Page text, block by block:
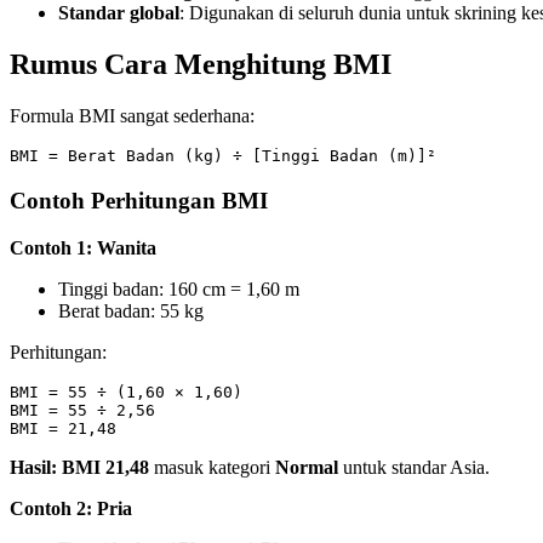
Standar global: Digunakan di seluruh dunia untuk skrining
Rumus Cara Menghitung BMI
Formula BMI sangat sederhana:
Contoh Perhitungan BMI
Contoh 1: Wanita
Tinggi badan: 160 cm = 1,60 m
Berat badan: 55 kg
Perhitungan:
BMI = 55 ÷ (1,60 × 1,60)
BMI = 55 ÷ 2,56
Hasil: BMI 21,48 masuk kategori Normal untuk standar Asia.
Contoh 2: Pria